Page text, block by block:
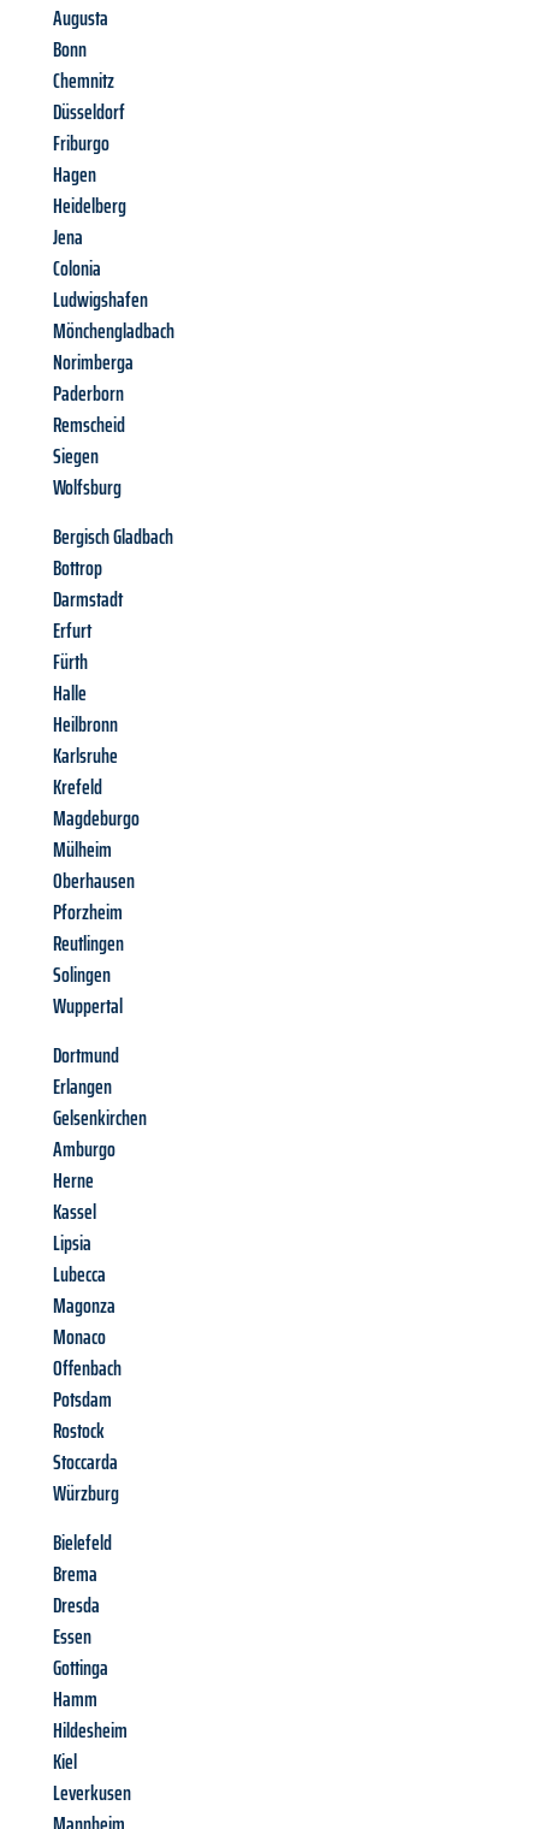
Augusta
Bonn
Chemnitz
Düsseldorf
Friburgo
Hagen
Heidelberg
Jena
Colonia
Ludwigshafen
Mönchengladbach
Norimberga
Paderborn
Remscheid
Siegen
Wolfsburg
Bergisch Gladbach
Bottrop
Darmstadt
Erfurt
Fürth
Halle
Heilbronn
Karlsruhe
Krefeld
Magdeburgo
Mülheim
Oberhausen
Pforzheim
Reutlingen
Solingen
Wuppertal
Dortmund
Erlangen
Gelsenkirchen
Amburgo
Herne
Kassel
Lipsia
Lubecca
Magonza
Monaco
Offenbach
Potsdam
Rostock
Stoccarda
Würzburg
Bielefeld
Brema
Dresda
Essen
Gottinga
Hamm
Hildesheim
Kiel
Leverkusen